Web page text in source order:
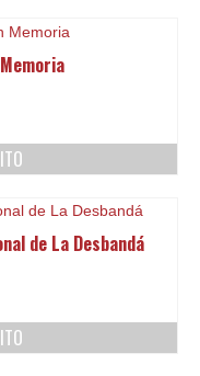
de La Desbandá